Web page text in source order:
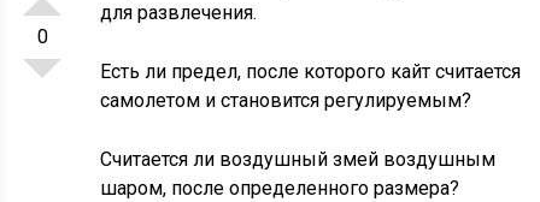
0
для развлечения.
Есть ли предел, после которого кайт считается
самолетом и становится регулируемым?
Считается ли воздушный змей воздушным
шаром, после определенного размера?